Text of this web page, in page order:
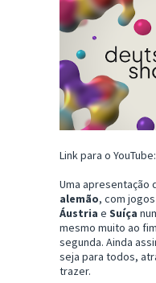
Link para o
Uma apresentação
alemão, com
Áustria e Suíça
mesmo muito ao
segunda. Ainda
seja para todos,
trazer.